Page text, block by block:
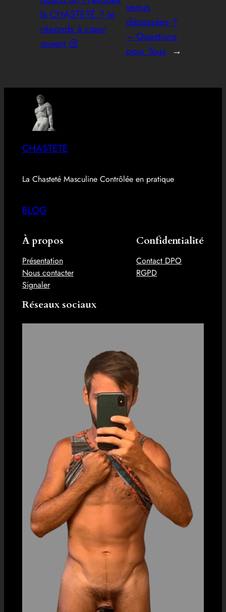
la CHASTETÉ ? Je
réponds à cœur
ouvert 😚
vertus
dépassées ?
– Questions
pour Tous →
CHASTETE
La Chasteté Masculine Contrôlée en pratique
BLOG
À propos
Présentation
Nous contacter
Signaler
Confidentialité
Contact DPO
RGPD
Réseaux sociaux